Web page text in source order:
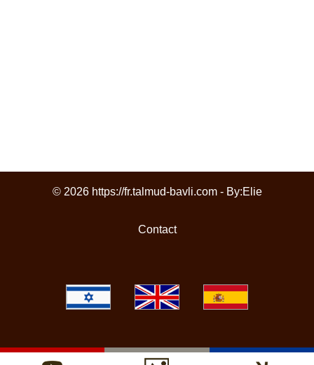
© 2026 https://fr.talmud-bavli.com - By:Elie
Contact